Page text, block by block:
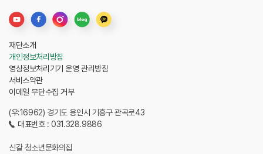
(우:16962) 경기도 용인시 기흥구 관곡로43
대표번호 : 031.328.9886
신갈 청소년문화의집
재단소개
개인정보처리방침
영상정보처리기기 운영 관리방침
서비스약관
이메일 무단수집 거부